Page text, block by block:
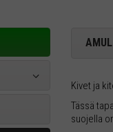
Kivet ja
Tässä
suojella